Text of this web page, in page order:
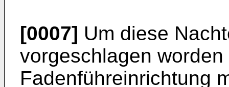
[0007] Um diese
vorgeschlagen worden
Fadenführeinrichtung